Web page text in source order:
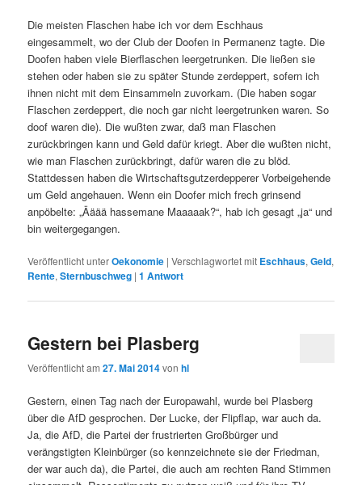
Die meisten Flaschen habe ich vor dem Eschhaus
eingesammelt, wo der Club der Doofen in Permanenz tagte. Die
Doofen haben viele Bierflaschen leergetrunken. Die ließen sie
stehen oder haben sie zu später Stunde zerdeppert, sofern ich
ihnen nicht mit dem Einsammeln zuvorkam. (Die haben sogar
Flaschen zerdeppert, die noch gar nicht leergetrunken waren. So
doof waren die). Die wußten zwar, daß man Flaschen
zurückbringen kann und Geld dafür kriegt. Aber die wußten nicht,
wie man Flaschen zurückbringt, dafür waren die zu blöd.
Stattdessen haben die Wirtschaftsgutzerdepperer Vorbeigehende
um Geld angehauen. Wenn ein Doofer mich frech grinsend
anpöbelte: „Ääää hassemane Maaaaak?“, hab ich gesagt „ja“ und
bin weitergegangen.
Veröffentlicht unterOekonomie |Verschlagwortet mit Eschhaus,Geld,
Rente,Sternbuschweg |1 Antwort
Gestern bei Plasberg
Veröffentlicht am27. Mai 2014vonhl
Gestern, einen Tag nach der Europawahl, wurde bei Plasberg
über die AfD gesprochen. Der Lucke, der Flipflap, war auch da.
Ja, die AfD, die Partei der frustrierten Großbürger und
verängstigten Kleinbürger (so kennzeichnete sie der Friedman,
der war auch da), die Partei, die auch am rechten Rand Stimmen